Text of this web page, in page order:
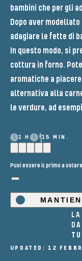
bambini che per gli
Dopo aver
adagiare le fette di
In questo modo, si
cottura in forno.
aromatiche a
alternativa alla
le verdure, ad
1 H 15 MIN.
Puoi essere il primo a
DA
UPDATED: 12